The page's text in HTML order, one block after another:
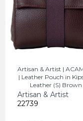
Artisan & Artist |
| Leather Pouch in
Leather (S) Brown
Artisan & Artist
22739